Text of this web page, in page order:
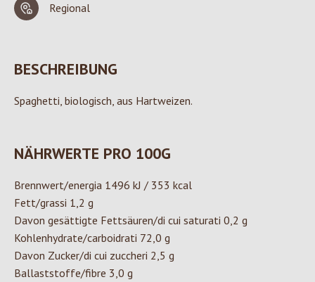
Regional
BESCHREIBUNG
Spaghetti, biologisch, aus Hartweizen.
NÄHRWERTE PRO 100G
Brennwert/energia 1496 kJ / 353 kcal
Fett/grassi 1,2 g
Davon gesättigte Fettsäuren/di cui saturati 0,2 g
Kohlenhydrate/carboidrati 72,0 g
Davon Zucker/di cui zuccheri 2,5 g
Ballaststoffe/fibre 3,0 g